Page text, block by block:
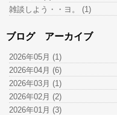
雑談しよう・・ヨ。 (1)
ブログ アーカイブ
2026年05月 (1)
2026年04月 (6)
2026年03月 (1)
2026年02月 (2)
2026年01月 (3)